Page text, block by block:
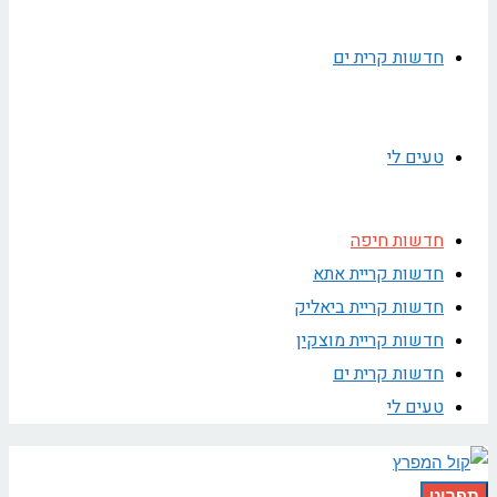
חדשות קרית ים
טעים לי
חדשות חיפה
חדשות קריית אתא
חדשות קריית ביאליק
חדשות קריית מוצקין
חדשות קרית ים
טעים לי